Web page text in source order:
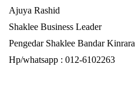
Ajuya Rashid
Shaklee Business Leader
Pengedar Shaklee Bandar Kinrara
Hp/whatsapp : 012-6102263